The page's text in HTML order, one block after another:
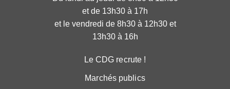
et de 13h30 à 17h
et le vendredi de 8h30 à 12h30 et
13h30 à 16h
Le CDG recrute !
Marchés publics